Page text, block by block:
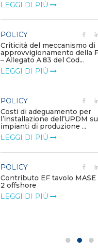
LEGGI DI PIÙ
POLICY
Criticità del meccanismo di
approvvigionamento della
– Allegato A.83 del Cod...
LEGGI DI PIÙ
POLICY
Costi di adeguamento per
l’installazione dell’UPDM
impianti di produzione ...
LEGGI DI PIÙ
POLICY
Contributo EF tavolo MASE
2 offshore
LEGGI DI PIÙ